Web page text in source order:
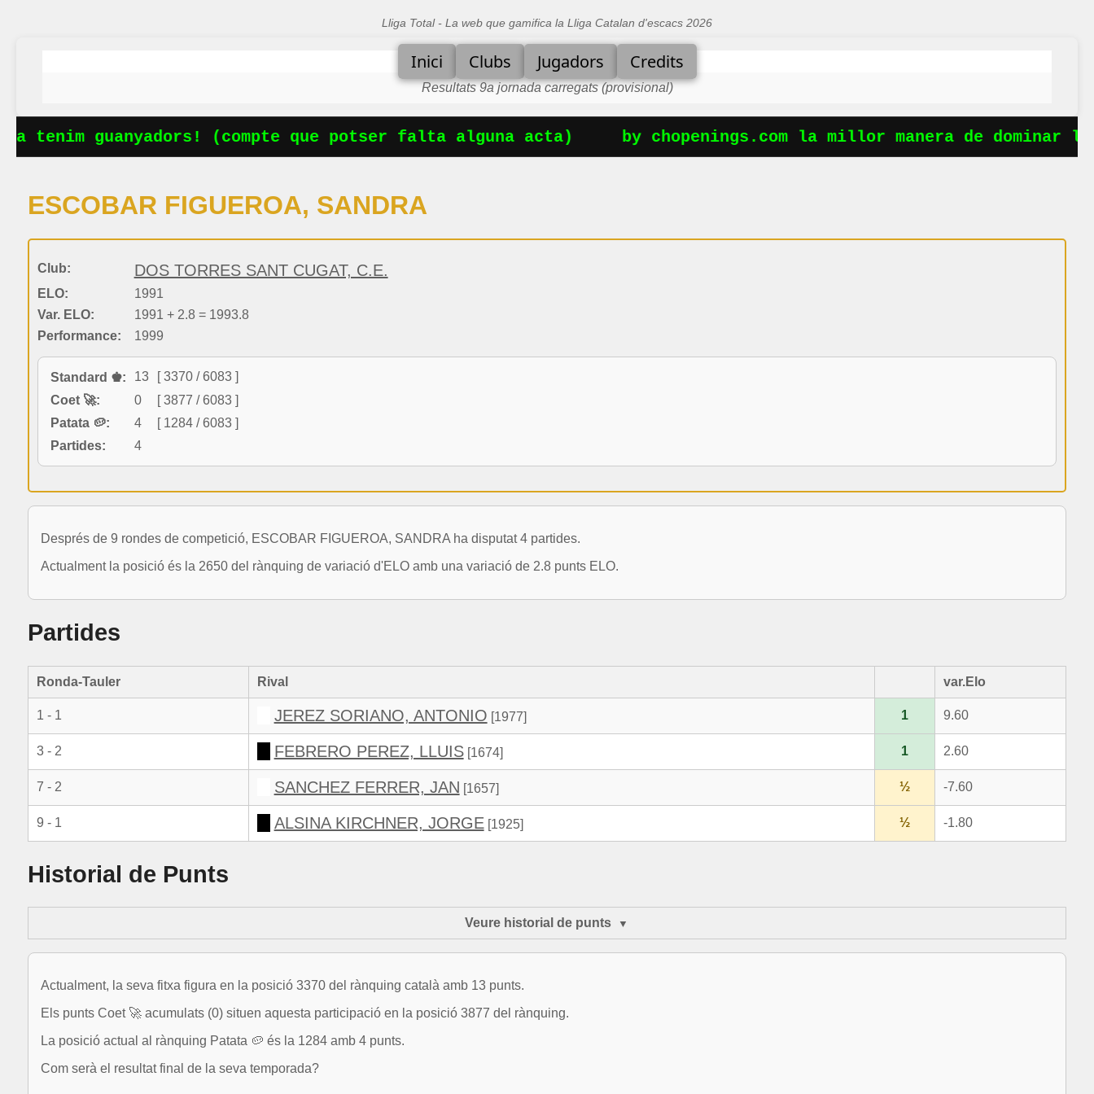
Lliga Total - La web que gamifica la Lliga Catalan d'escacs 2026
Inici Clubs Jugadors Credits
Resultats 9a jornada carregats (provisional)
tenim guanyadors! (compte que potser falta alguna acta) by chopenings.com la millor manera de dominar
ESCOBAR FIGUEROA, SANDRA
Club: DOS TORRES SANT CUGAT, C.E.
ELO:
1991
Var. ELO:
1991 + 2.8 = 1993.8
Performance:
1999
Standard ♚: 13
[ 3370 / 6083 ]
Coet 🚀:
0
[ 3877 / 6083 ]
Patata 🥔:
4
[ 1284 / 6083 ]
Partides:
4
Després de 9 rondes de competició, ESCOBAR FIGUEROA, SANDRA ha disputat 4 partides.
Actualment la posició és la 2650 del rànquing de variació d'ELO amb una variació de 2.8 punts ELO.
Partides
Ronda-Tauler Rival var.Elo
1 - 1 JEREZ SORIANO, ANTONIO [1977] 1 9.60
3 - 2 FEBRERO PEREZ, LLUIS[1674] 1 2.60
7 - 2 SANCHEZ FERRER, JAN [1657] ½ -7.60
9 - 1 ALSINA KIRCHNER, JORGE[1925] ½ -1.80
Historial de Punts
Veure historial de punts
Actualment, la seva fitxa figura en la posició 3370 del rànquing català amb 13 punts.
Els punts Coet 🚀 acumulats (0) situen aquesta participació en la posició 3877 del rànquing.
La posició actual al rànquing Patata 🥔 és la 1284 amb 4 punts.
Com serà el resultat final de la seva temporada?